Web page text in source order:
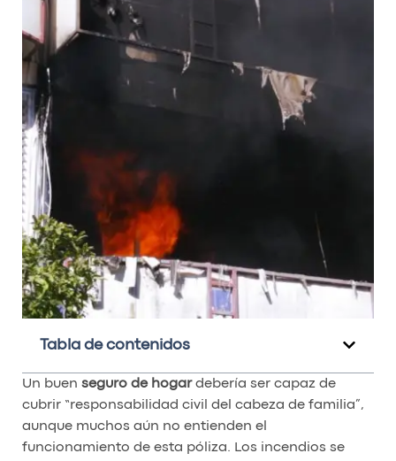
Tabla de contenidos
Un buen seguro de hogar debería ser capaz de
cubrir “responsabilidad civil del cabeza de familia”,
aunque muchos aún no entienden el
funcionamiento de esta póliza. Los incendios se